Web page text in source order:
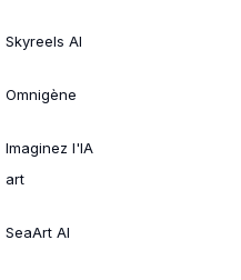
Skyreels AI
Omnigène
Imaginez l'IA
art
SeaArt AI